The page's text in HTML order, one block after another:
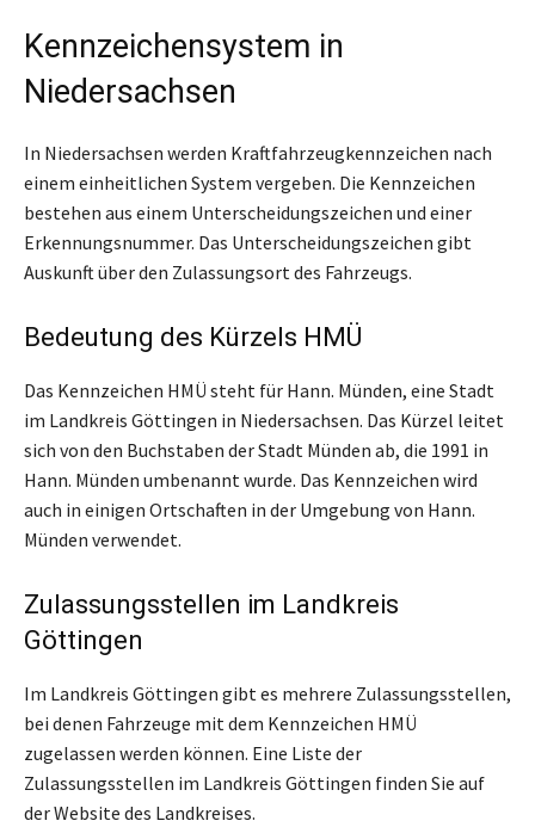
Kennzeichensystem in
Niedersachsen
In Niedersachsen werden Kraftfahrzeugkennzeichen nach
einem einheitlichen System vergeben. Die Kennzeichen
bestehen aus einem Unterscheidungszeichen und einer
Erkennungsnummer. Das Unterscheidungszeichen gibt
Auskunft über den Zulassungsort des Fahrzeugs.
Bedeutung des Kürzels HMÜ
Das Kennzeichen HMÜ steht für Hann. Münden, eine Stadt
im Landkreis Göttingen in Niedersachsen. Das Kürzel leitet
sich von den Buchstaben der Stadt Münden ab, die 1991 in
Hann. Münden umbenannt wurde. Das Kennzeichen wird
auch in einigen Ortschaften in der Umgebung von Hann.
Münden verwendet.
Zulassungsstellen im Landkreis
Göttingen
Im Landkreis Göttingen gibt es mehrere Zulassungsstellen,
bei denen Fahrzeuge mit dem Kennzeichen HMÜ
zugelassen werden können. Eine Liste der
Zulassungsstellen im Landkreis Göttingen finden Sie auf
der Website des Landkreises.